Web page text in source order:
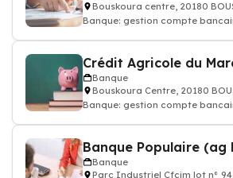
Bouskoura centre, 20180
Banque: gestion compte
Banque
Bouskoura Centre, 20180
Banque: gestion compte
Banque
Parc Industriel Cfcim lot n° 94,